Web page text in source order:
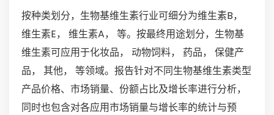
按种类划分，生物基维生素行业可细分为维生素B，
维生素E， 维生素A， 等。按最终用途划分，生物基
维生素可应用于化妆品， 动物饲料， 药品， 保健产
品， 其他， 等领域。报告针对不同生物基维生素类型
产品价格、市场销量、份额占比及增长率进行分析，
同时也包含对各应用市场销量与增长率的统计与预